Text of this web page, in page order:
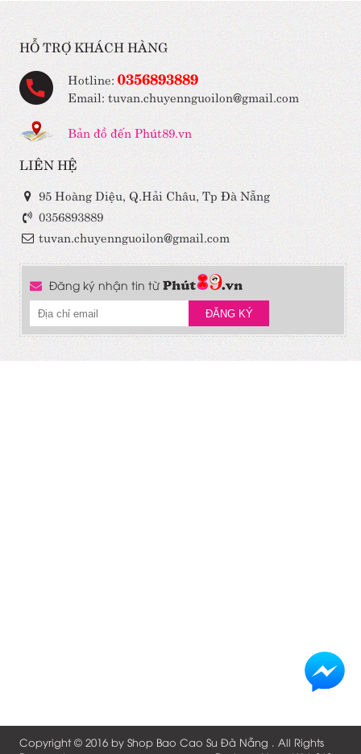
HỖ TRỢ KHÁCH HÀNG
Hotline: 0356893889
Email: tuvan.chuyennguoilon@gmail.com
Bản đồ đến Phút89.vn
LIÊN HỆ
95 Hoàng Diệu, Q.Hải Châu, Tp Đà Nẵng
0356893889
tuvan.chuyennguoilon@gmail.com
Đăng ký nhận tin từ
Copyright © 2016 by Shop Bao Cao Su Đà Nẵng . All Rights